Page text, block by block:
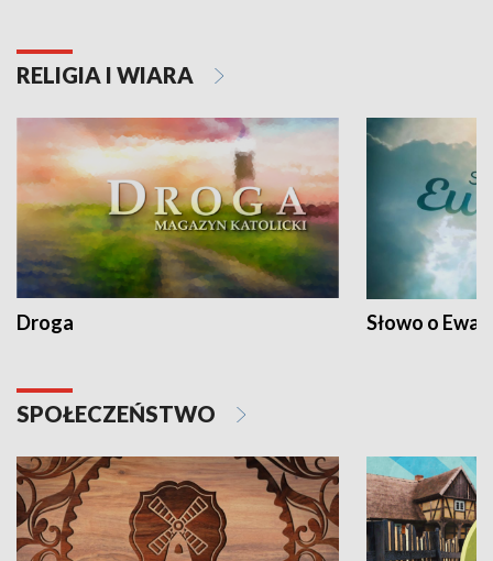
RELIGIA I WIARA
Droga Słowo o
SPOŁECZEŃSTWO